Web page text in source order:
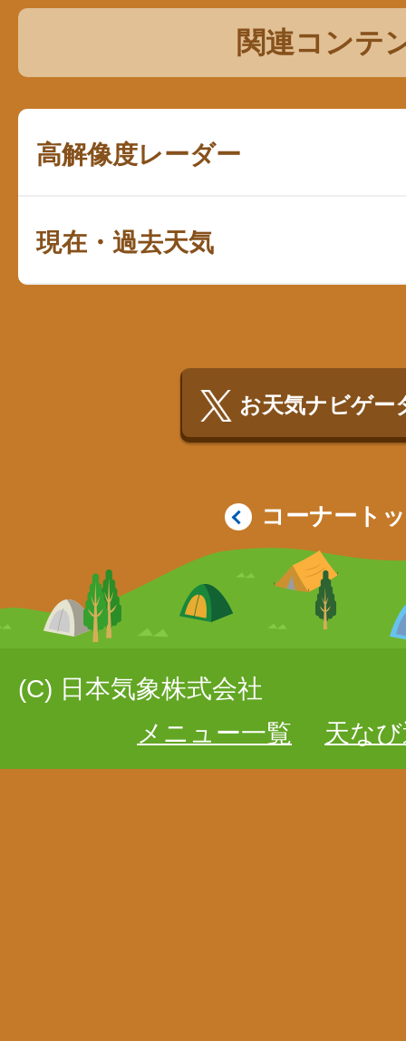
関連コンテ
高解像度レーダー
現在・過去天気
お天気ナビゲー
コーナート
(C) 日本気象株式会社
メニュー一覧
天な